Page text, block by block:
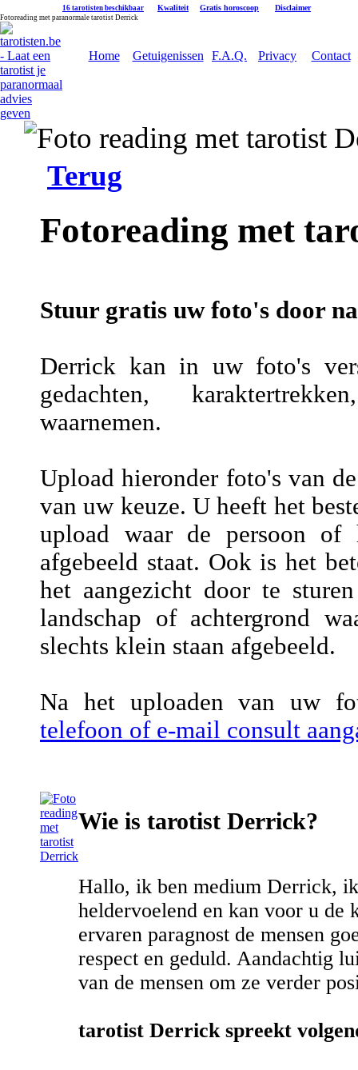
16 tarotisten beschikbaar Kwaliteit Gratis horoscoop Disclaimer
Fotoreading met paranormale tarotist Derrick
Home Getuigenissen F.A.Q. Privacy Contact
Terug
Fotoreading met
Stuur gratis uw foto's door
Derrick kan in uw foto's
gedachten,
waarnemen.
Upload hieronder foto's van
van uw keuze. U heeft het
upload waar de persoon of
afgebeeld staat. Ook is het
het aangezicht door te
landschap of achtergrond
slechts klein staan afgebeeld.
Na het uploaden van uw
telefoon of e-mail consult
Wie is tarotist Derrick?
Hallo, ik ben medium Derrick,
heldervoelend en kan voor u de
ervaren paragnost de mensen
respect en geduld. Aandachtig
van de mensen om ze verder
tarotist Derrick spreekt